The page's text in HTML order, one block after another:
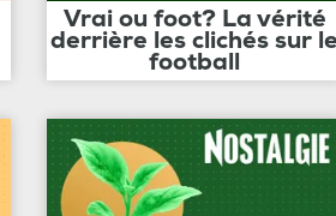
Vrai ou foot? La vérité
derrière les clichés sur le
football